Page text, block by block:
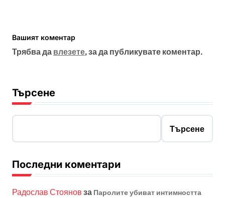
Вашият коментар
Трябва да влезете, за да публикувате коментар.
Търсене
Търсене
Последни коментари
Радослав Стоянов за Паролите убиват интимността